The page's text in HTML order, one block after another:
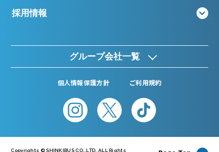
採用情報
グループ会社一覧
個人情報保護方針 ご利用規約
Copyrights © SHINKIBUS CO.,LTD. ALL Rights